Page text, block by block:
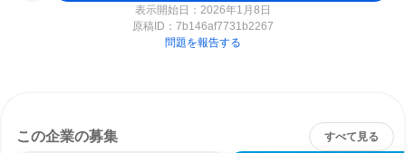
表示開始日：2026年1月8日
原稿ID： 7b146af7731b2267
問題を報告する
この企業の募集 すべて見る